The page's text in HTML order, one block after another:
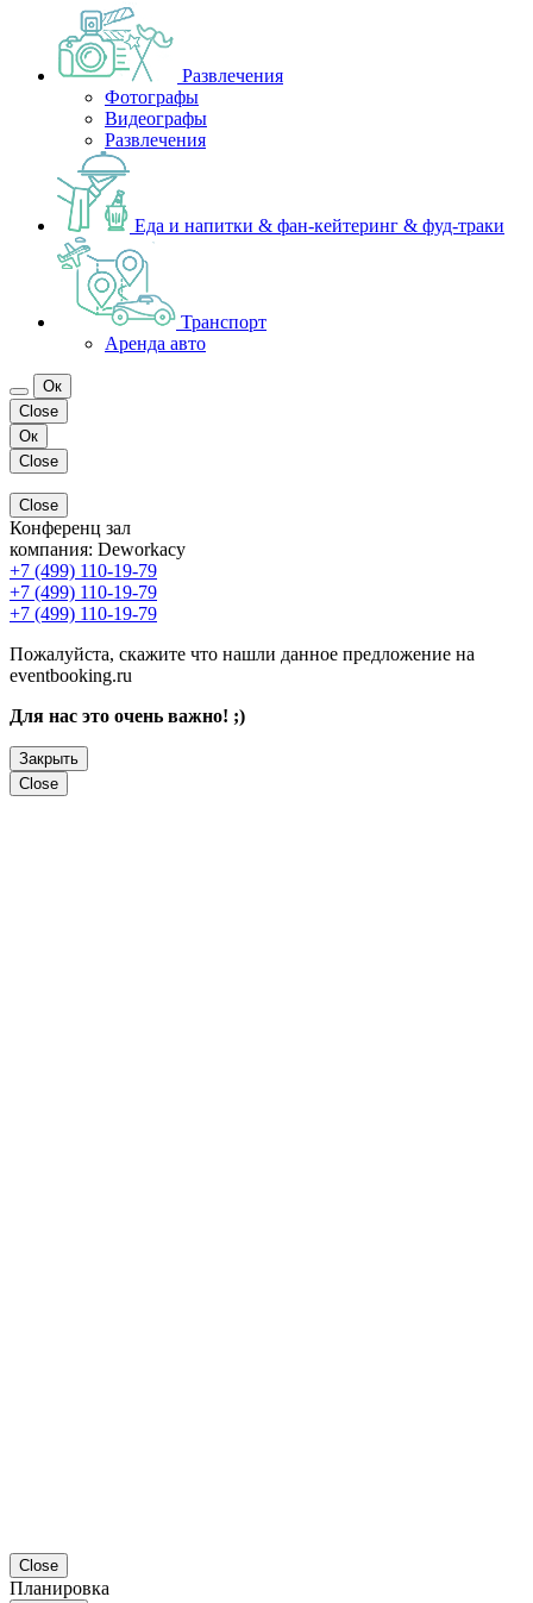
Развлечения
Фотографы
Видеографы
Развлечения
Еда и напитки & фан-кейтеринг & фуд-траки
Транспорт
Аренда авто
Ок
Close
Ок
Close
Close
Конференц зал
компания: Deworkacy
+7 (499) 110-19-79
+7 (499) 110-19-79
+7 (499) 110-19-79
Пожалуйста, скажите что нашли данное предложение на
eventbooking.ru
Для нас это очень важно! ;)
Закрыть
Close
Close
Планировка